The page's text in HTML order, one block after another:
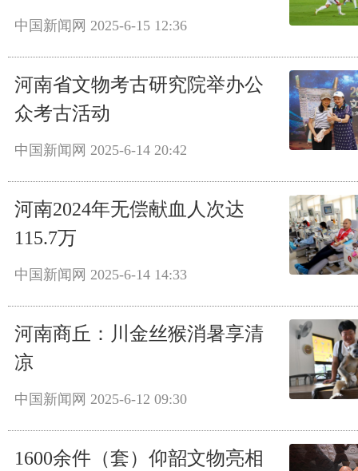
中国新闻网 2025-6-15 12:36
河南省文物考古研究院举办公
众考古活动
中国新闻网 2025-6-14 20:42
河南2024年无偿献血人次达
115.7万
中国新闻网 2025-6-14 14:33
河南商丘：川金丝猴消暑享清
凉
中国新闻网 2025-6-12 09:30
1600余件（套）仰韶文物亮相